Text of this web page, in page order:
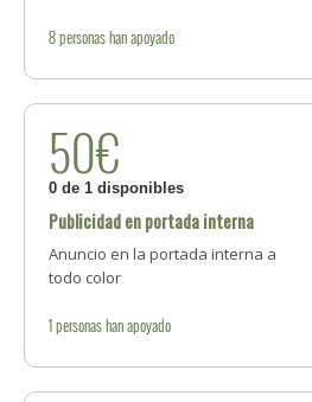
8personashan apoyado
50€
0 de 1 disponibles
Publicidad en portada interna
Anuncio en la portada interna a
todo color
1personashan apoyado